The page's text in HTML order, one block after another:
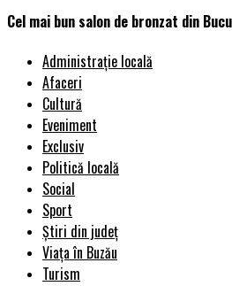
Cel mai bun salon de bronzat din
Administrație locală
Afaceri
Cultură
Eveniment
Exclusiv
Politică locală
Social
Sport
Știri din județ
Viața în Buzău
Turism